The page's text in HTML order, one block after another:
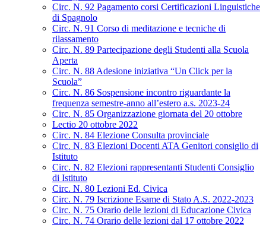
Circ. N. 92 Pagamento corsi Certificazioni Linguistiche
di Spagnolo
Circ. N. 91 Corso di meditazione e tecniche di
rilassamento
Circ. N. 89 Partecipazione degli Studenti alla Scuola
Aperta
Circ. N. 88 Adesione iniziativa “Un Click per la
Scuola”
Circ. N. 86 Sospensione incontro riguardante la
frequenza semestre-anno all’estero a.s. 2023-24
Circ. N. 85 Organizzazione giornata del 20 ottobre
Lectio 20 ottobre 2022
Circ. N. 84 Elezione Consulta provinciale
Circ. N. 83 Elezioni Docenti ATA Genitori consiglio di
Istituto
Circ. N. 82 Elezioni rappresentanti Studenti Consiglio
di Istituto
Circ. N. 80 Lezioni Ed. Civica
Circ. N. 79 Iscrizione Esame di Stato A.S. 2022-2023
Circ. N. 75 Orario delle lezioni di Educazione Civica
Circ. N. 74 Orario delle lezioni dal 17 ottobre 2022